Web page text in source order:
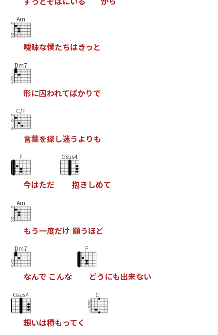
Am
曖昧な僕たちはきっ と
Dm7
形に囚われてばかりで
C/E
言葉を探し迷う よ りも
F
今はただ
Gsus4
抱き しめて
Am
もう一度だけ 願うほど
Dm7
なんで こんな
F
どう にも出来ない
Gsus4
想いは積もってく
G